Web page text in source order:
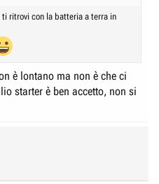
ritrovi con la batteria a terra in
è lontano ma non è che ci
starter è ben accetto, non si